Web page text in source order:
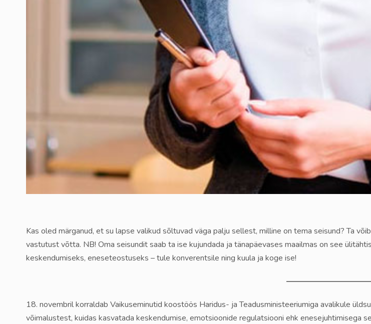
Kas oled märganud, et su lapse valikud sõltuvad väga palju sellest, milline on tema seisund? Ta
vastutust võtta. NB! Oma seisundit saab ta ise kujundada ja tänapäevases maailmas on see
keskendumiseks, eneseteostuseks – tule konverentsile ning kuula ja koge ise!
18. novembril korraldab Vaikuseminutid koostöös Haridus- ja Teadusministeeriumiga avalikule
võimalustest, kuidas kasvatada keskendumise, emotsioonide regulatsiooni ehk enesejuhtimisega